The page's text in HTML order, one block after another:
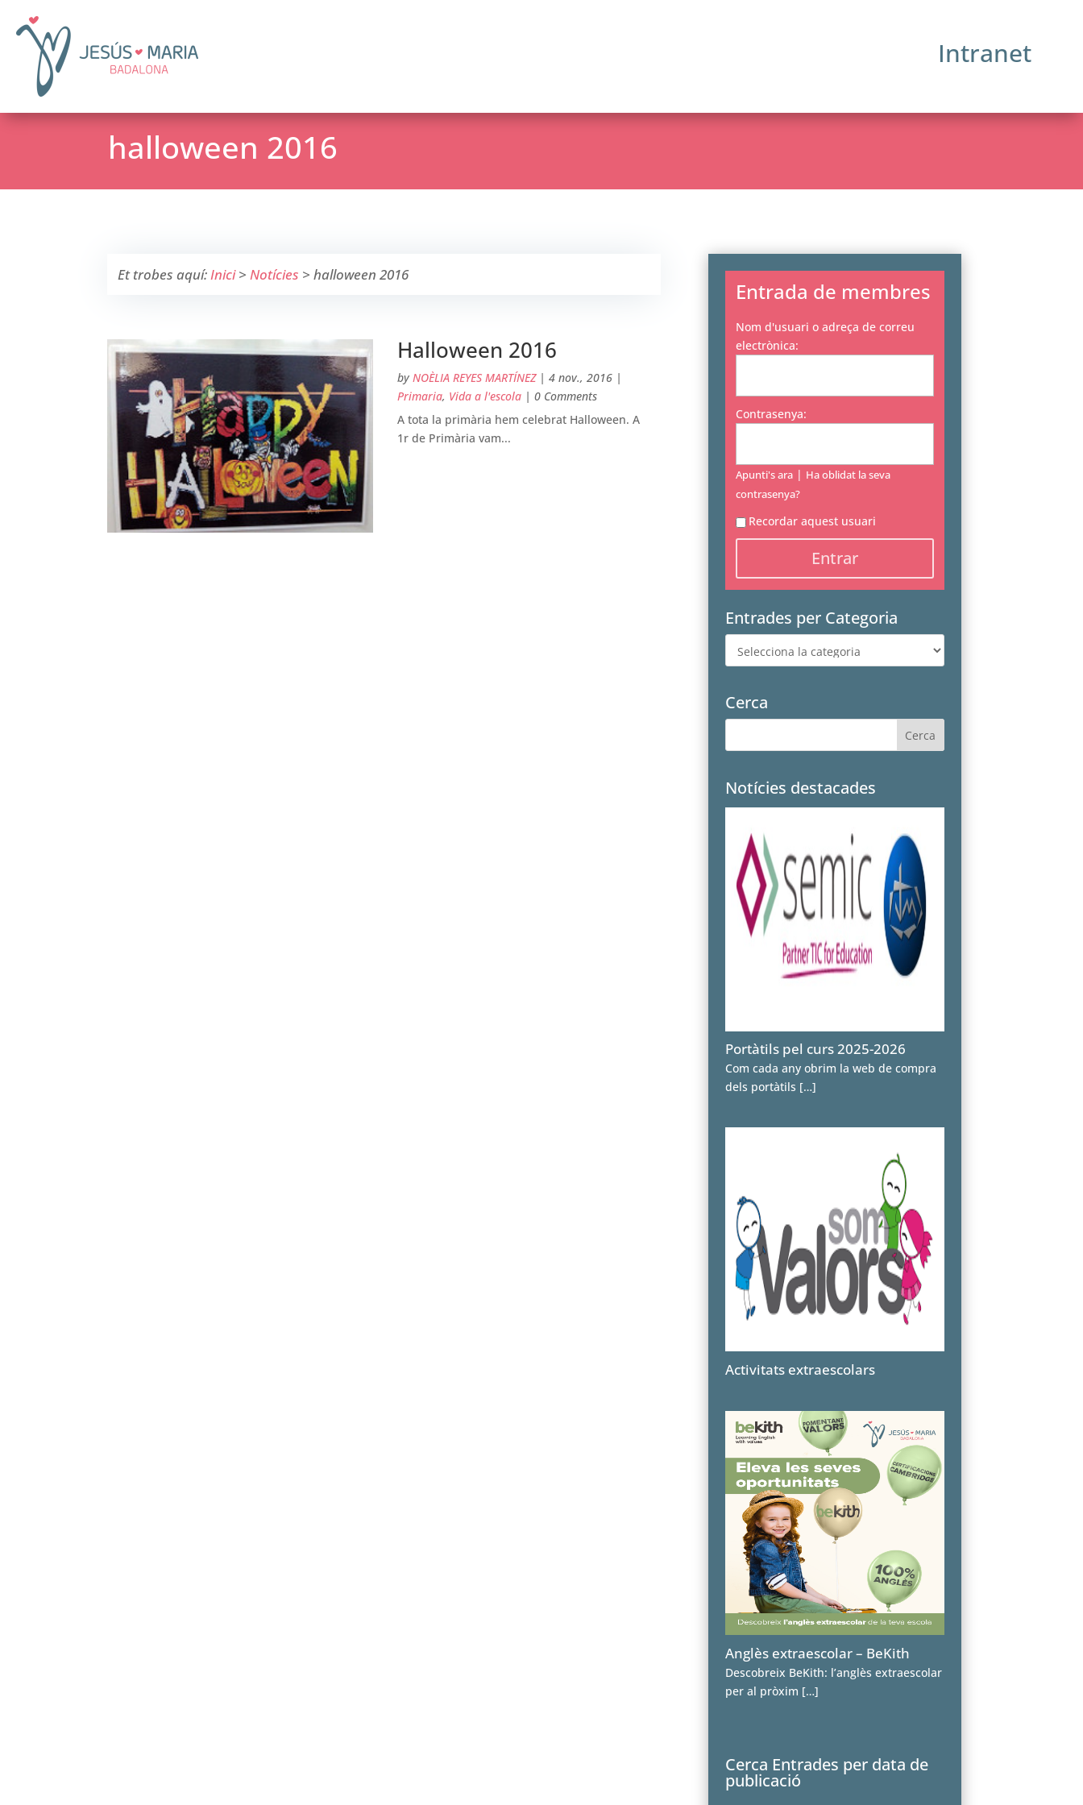
Intranet
halloween 2016
Et trobes aquí:Inici>Notícies >halloween 2016
Halloween 2016
by NOÈLIA REYES MARTÍNEZ| 4 nov., 2016|
Primaria, Vida a l'escola| 0 Comments
A tota la primària hem celebrat Halloween. A
1r de Primària vam...
Entrada de membres
Nom d'usuari o adreça de correu
electrònica:
Contrasenya:
Apunti's ara | Ha oblidat la seva
contrasenya?
Recordar aquest usuari
Entrades per Categoria
per
Cerca
Notícies destacades
Portàtils pel curs 2025-2026
Com cada any obrim la web de compra
dels portàtils […]
Activitats extraescolars
Anglès extraescolar – BeKith
Descobreix BeKith: l’anglès extraescolar
per al pròxim […]
Cerca Entrades per data de
publicació